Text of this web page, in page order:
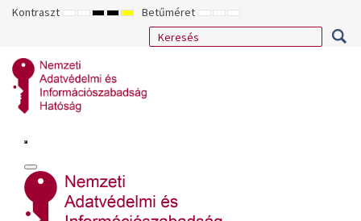
Kontraszt ALAPÉRTELMEZETT
ÉJSZAKAI
NAGY
KONTRASZTÚ
NAGY
KONTRASZTÚ
NAGY
KONTRASZTÚ
SÁRGA
FEKETE
Betűméret KISEBB
BETŰTÍPUS
ALAPÉRTELMEZETT
BETŰMÉRET
NAGYOBB
BETŰMÉRET